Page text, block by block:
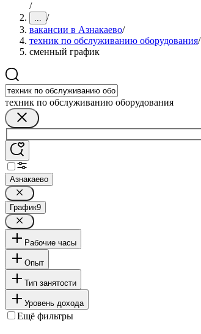
/
... /
вакансии в Азнакаево/
техник по обслуживанию оборудования/
сменный график
техник по обслуживанию оборудования
Азнакаево
График9
Рабочие часы
Опыт
Тип занятости
Уровень дохода
Ещё фильтры